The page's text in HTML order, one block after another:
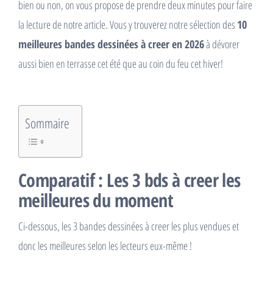
bien ou non, on vous propose de prendre deux minutes pour faire
la lecture de notre article. Vous y trouverez notre sélection des 10
meilleures bandes dessinées à creer en 2026à dévorer
aussi bien en terrasse cet été que au coin du feu cet hiver!
Sommaire
Comparatif : Les 3 bds à creer les
meilleures du moment
Ci-dessous, les 3 bandes dessinées à creer les plus vendues et
donc les meilleures selon les lecteurs eux-même !